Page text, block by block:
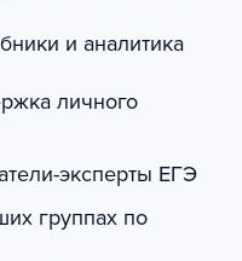
и аналитика
личного
эксперты ЕГЭ
группах по